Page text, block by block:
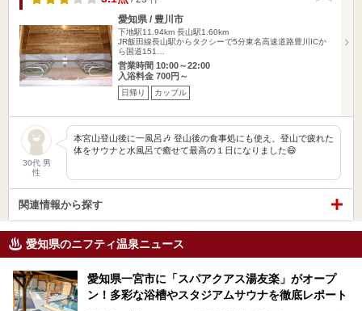
愛知県 / 豊川市
下地駅11.94km 長山駅1.60km
JR飯田線長山駅からタクシーで5分東名高速道路豊川ICか
ら国道151…
営業時間 10:00～22:00
入浴料金 700円～
日帰り カップル
30代 男
性
本宮山登山後に一風呂🎶 登山後の食事処にも使え、登山で疲れた
体をサウナと水風呂で癒せて最高の１日になりました😄
関連情報から探す
愛知県のニフティ温泉ニュース
愛知県一宮市に「スパアクアス湯友楽」がオープ
ン！多彩な浴槽やスタジアムサウナを徹底レポート